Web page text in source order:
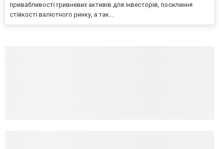
привабливості гривневих активів для інвесторів, посилення
стійкості валютного ринку, а так...